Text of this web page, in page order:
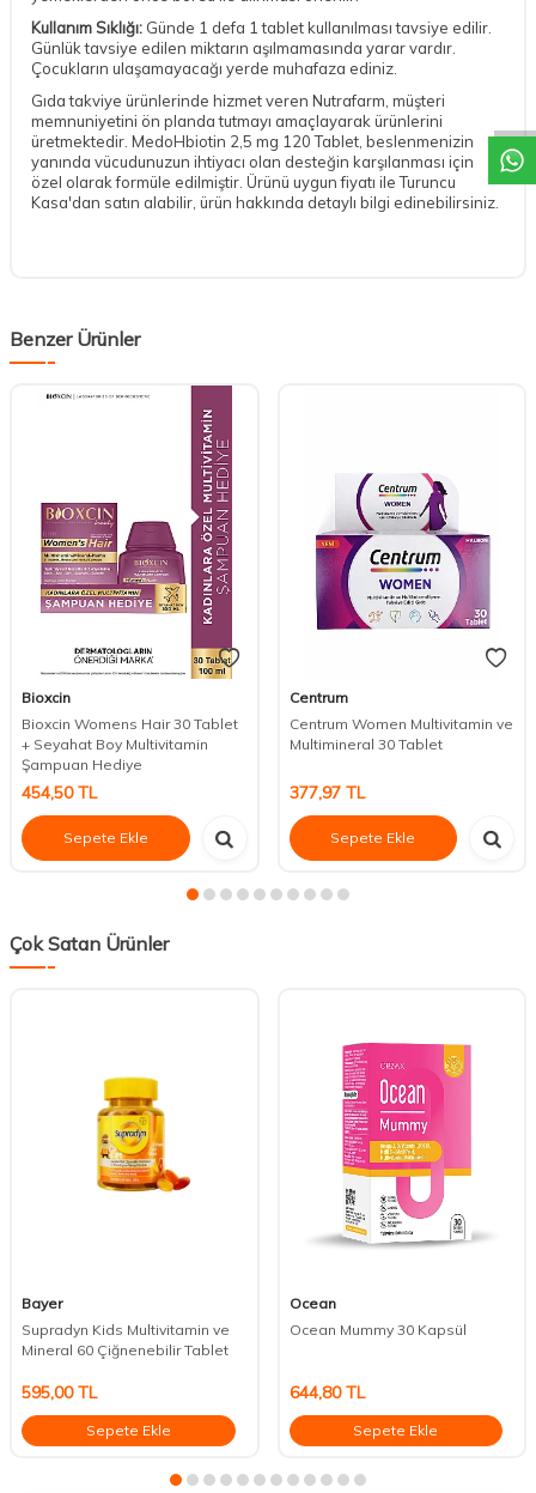
Kullanım Sıklığı: Günde 1 defa 1 tablet kullanılması tavsiye edilir.
Günlük tavsiye edilen miktarın aşılmamasında yarar vardır.
Çocukların ulaşamayacağı yerde muhafaza ediniz.
Gıda takviye ürünlerinde hizmet veren Nutrafarm, müşteri
memnuniyetini ön planda tutmayı amaçlayarak ürünlerini
üretmektedir. MedoHbiotin 2,5 mg 120 Tablet, beslenmenizin
yanında vücudunuzun ihtiyacı olan desteğin karşılanması için
özel olarak formüle edilmiştir. Ürünü uygun fiyatı ile Turuncu
Kasa'dan satın alabilir, ürün hakkında detaylı bilgi edinebilirsiniz.
Benzer Ürünler
Bioxcin
Bioxcin Womens Hair 30 Tablet
+ Seyahat Boy Multivitamin
Şampuan Hediye
454,50TL
Sepete Ekle
Centrum
Centrum Women Multivitamin ve
Multimineral 30 Tablet
377,97TL
Sepete Ekle
Çok Satan Ürünler
Bayer
Supradyn Kids Multivitamin ve
Mineral 60 Çiğnenebilir Tablet
595,00TL
Sepete Ekle
Ocean
Ocean Mummy 30 Kapsül
644,80TL
Sepete Ekle